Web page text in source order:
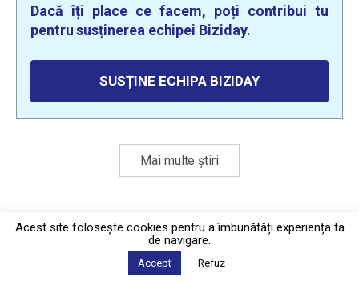
Dacă îți place ce facem, poți contribui tu
pentru susținerea echipei Biziday.
SUSȚINE ECHIPA BIZIDAY
Mai multe știri
Politica de confidențialitate·Contact
2026 © Biziday
Acest site foloseşte cookies pentru a îmbunătăți experiența ta
de navigare.
Accept Refuz